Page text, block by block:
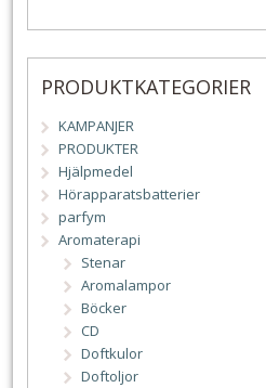
PRODUKTKATEGORIER
KAMPANJER
PRODUKTER
Hjälpmedel
Hörapparatsbatterier
parfym
Aromaterapi
Stenar
Aromalampor
Böcker
CD
Doftkulor
Doftoljor